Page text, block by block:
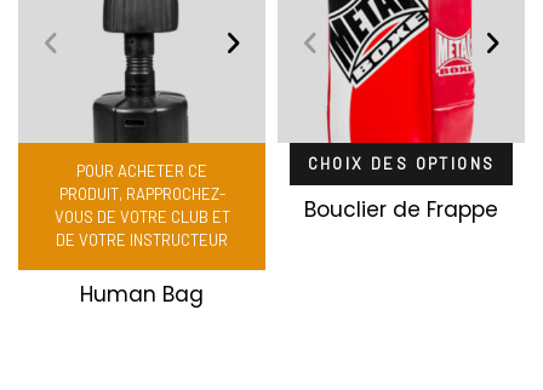
POUR ACHETER CE
PRODUIT, RAPPROCHEZ-
VOUS DE VOTRE CLUB ET
DE VOTRE INSTRUCTEUR
Human Bag
CHOIX DES OPTIONS
Bouclier de Frappe